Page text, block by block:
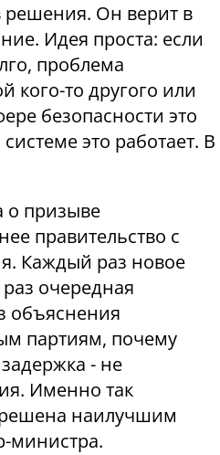
решения. Он верит в
Идея проста: если
проблема
кого-то другого или
безопасности это
это работает. В
о призыве
правительство с
Каждый раз новое
очередная
объяснения
партиям, почему
- не
Именно так
наилучшим
министра.